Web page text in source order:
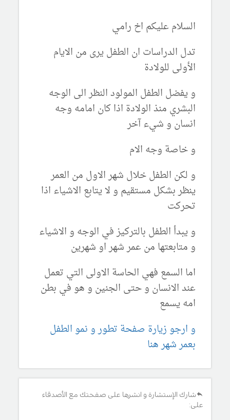
السلام عليكم اخ رامي
تدل الدراسات ان الطفل يرى من الايام
الأولى للولادة
و يفضل الطفل المولود النظر الى الوجه
البشري منذ الولادة اذا كان امامه وجه
انسان و شيء آخر
و خاصة وجه الام
و لكن الطفل خلال شهر الاول من العمر
ينظر بشكل مستقيم و لا يتابع الاشياء اذا
تحركت
و يبدأ الطفل بالتركيز في الوجه و الاشياء
و متابعتها من عمر شهر او شهرين
اما السمع فهي الحاسة الاولى التي تعمل
عند الانسان و حتى الجنين و هو في بطن
امه يسمع
و ارجو زيارة صفحة تطور و نمو الطفل
بعمر شهر هنا
شارك الإستشارة و انشرها على صفحتك مع الأصدقاء
على: